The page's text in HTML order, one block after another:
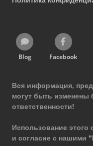
Blog Facebook
Вся информация,
могут быть изменены
ответственности!
Использование этого
и согласие с нашими